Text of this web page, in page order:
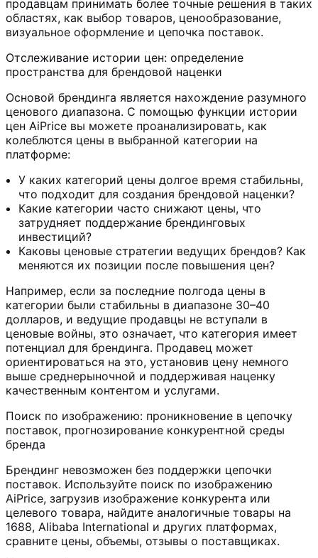
продавцам принимать более точные решения в таких
областях, как выбор товаров, ценообразование,
визуальное оформление и цепочка поставок.
Отслеживание истории цен: определение
пространства для брендовой наценки
Основой брендинга является нахождение разумного
ценового диапазона. С помощью функции истории
цен AiPrice вы можете проанализировать, как
колеблются цены в выбранной категории на
платформе:
У каких категорий цены долгое время стабильны,
что подходит для создания брендовой наценки?
Какие категории часто снижают цены, что
затрудняет поддержание брендинговых
инвестиций?
Каковы ценовые стратегии ведущих брендов? Как
меняются их позиции после повышения цен?
Например, если за последние полгода цены в
категории были стабильны в диапазоне 30–40
долларов, и ведущие продавцы не вступали в
ценовые войны, это означает, что категория имеет
потенциал для брендинга. Продавец может
ориентироваться на это, установив цену немного
выше среднерыночной и поддерживая наценку
качественным контентом и услугами.
Поиск по изображению: проникновение в цепочку
поставок, прогнозирование конкурентной среды
бренда
Брендинг невозможен без поддержки цепочки
поставок. Используйте поиск по изображению
AiPrice, загрузив изображение конкурента или
целевого товара, найдите аналогичные товары на
1688, Alibaba International и других платформах,
сравните цены, объемы, отзывы о поставщиках.